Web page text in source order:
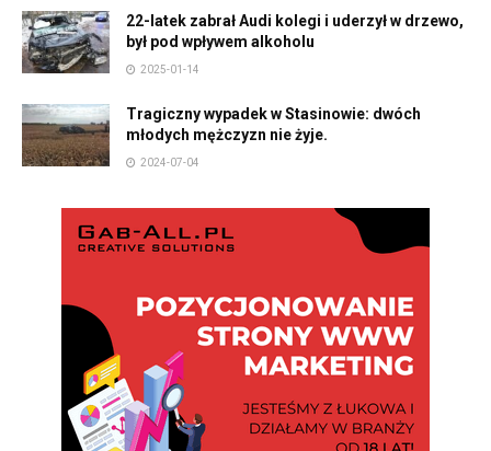
22-latek zabrał Audi kolegi i uderzył w drzewo,
był pod wpływem alkoholu
2025-01-14
Tragiczny wypadek w Stasinowie: dwóch
młodych mężczyzn nie żyje.
2024-07-04